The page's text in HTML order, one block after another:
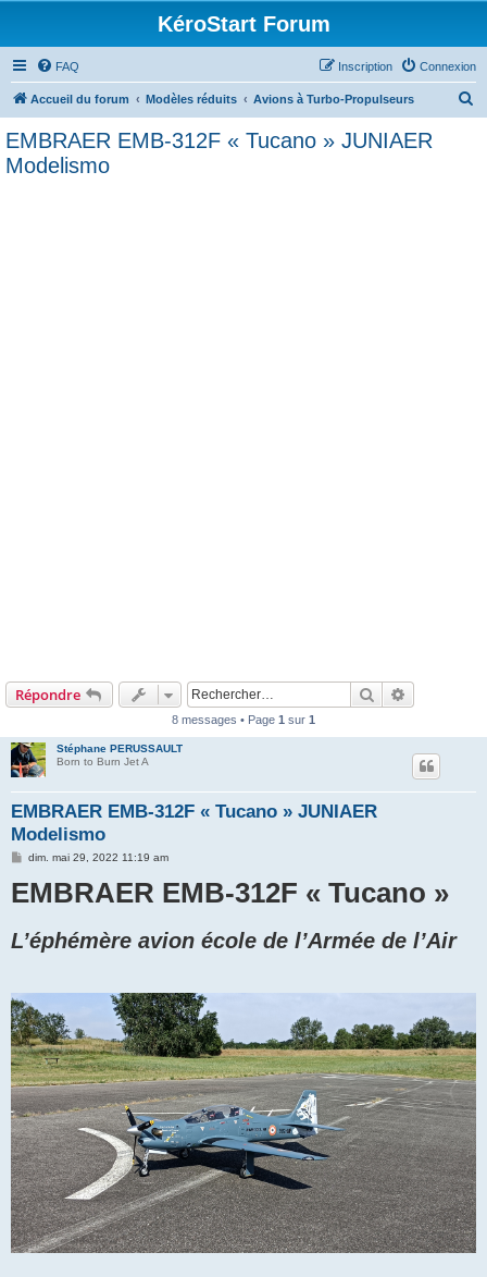
KéroStart Forum
FAQ Connexion
Inscription
Accueil du forum Modèles réduits Avions à Turbo-Propulseurs
EMBRAER EMB-312F « Tucano » JUNIAER
Modelismo
Répondre Rechercher
8 messages • Page 1 sur 1
Stéphane PERUSSAULT
Born to Burn Jet A
EMBRAER EMB-312F « Tucano » JUNIAER
Modelismo
M
s
s
e
dim. mai 29, 2022 11:19 am
EMBRAER EMB-312F « Tucano »
L’éphémère avion école de l’Armée de l’Air